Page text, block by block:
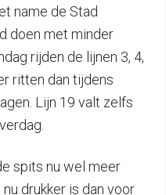
name de Stad
doen met minder
rijden de lijnen 3, 4,
ritten dan tijdens
Lijn 19 valt zelfs
spits nu wel meer
drukker is dan voor